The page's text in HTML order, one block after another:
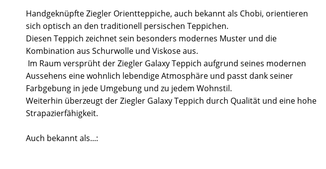
Handgeknüpfte Ziegler Orientteppiche, auch bekannt als Chobi, orientieren
sich optisch an den traditionell persischen Teppichen.
Diesen Teppich zeichnet sein besonders modernes Muster und die
Kombination aus Schurwolle und Viskose aus.
Im Raum versprüht der Ziegler Galaxy Teppich aufgrund seines modernen
Aussehens eine wohnlich lebendige Atmosphäre und passt dank seiner
Farbgebung in jede Umgebung und zu jedem Wohnstil.
Weiterhin überzeugt der Ziegler Galaxy Teppich durch Qualität und eine hohe
Strapazierfähigkeit.
Auch bekannt als...: